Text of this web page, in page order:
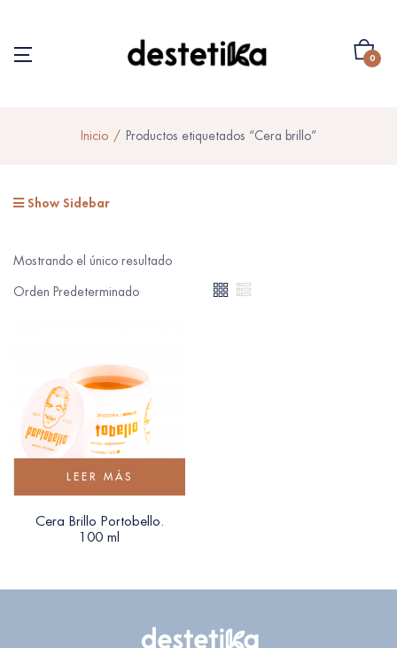
0
Inicio Productos etiquetados “Cera brillo”
Show Sidebar
Mostrando el único resultado
LEER MÁS
Cera Brillo Portobello.
100 ml